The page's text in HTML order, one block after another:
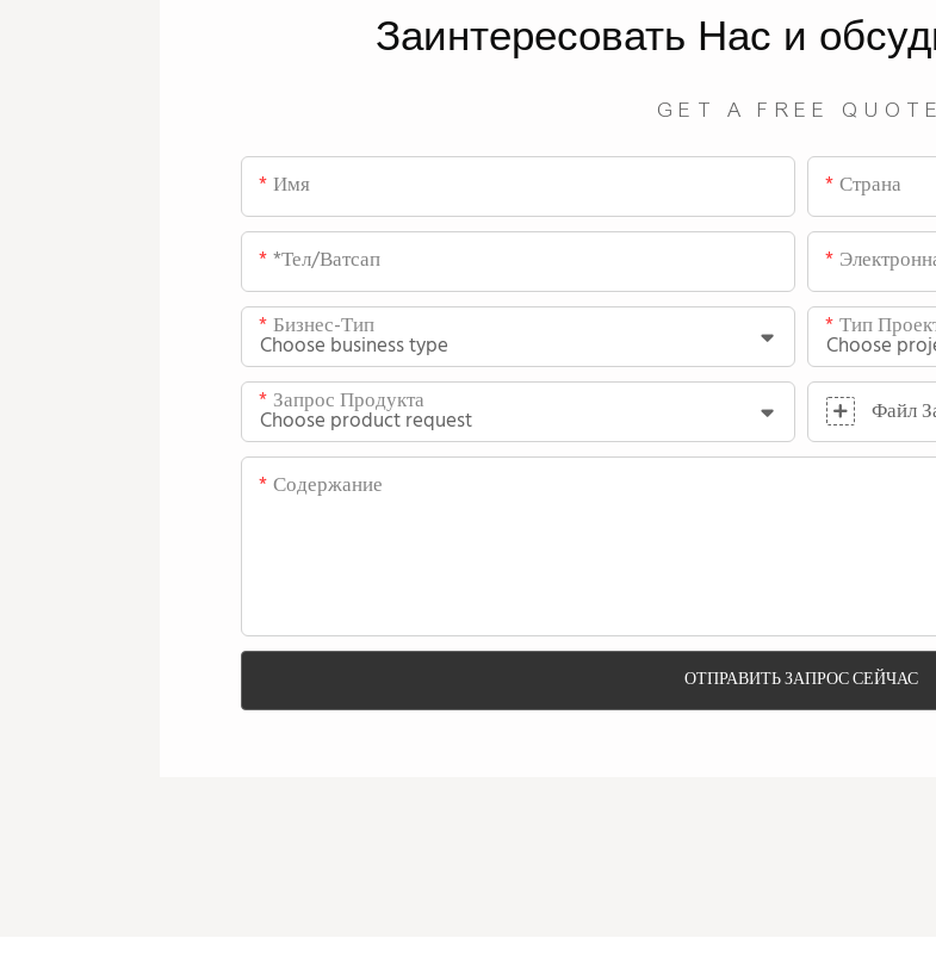
Заинтересовать Нас и
GET A FREE QUOTE
Имя Страна
*тел/ватсап
Бизнес-Тип Тип
Запрос Продукта Файл
Содержание
ОТПРАВИТЬ ЗАПРОС СЕЙЧАС